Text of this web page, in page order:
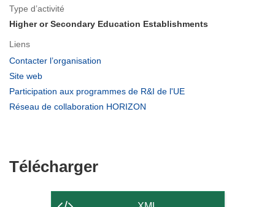
Type d’activité
Higher or Secondary Education Establishments
Liens
Contacter l’organisation
fenêtre)
Site web
dans
une
Participation aux programmes de R&I de l'UE
Réseau de collaboration HORIZON
TéléchargerTélécharger